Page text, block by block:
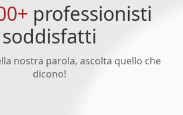
professionisti
soddisfatti
nostra parola, ascolta quello che
dicono!